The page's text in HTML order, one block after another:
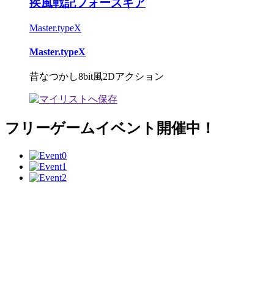
疾風戦記フォースギア
Master.typeX
Master.typeX
昔なつかし8bit風2Dアクション
フリーゲームイベント開催中！